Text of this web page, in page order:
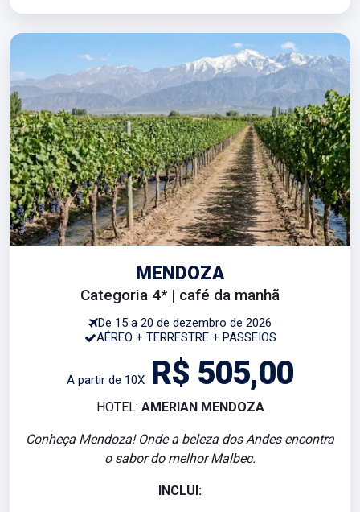
MENDOZA
Categoria 4* | café da manhã
De 15 a 20 de dezembro de 2026
AÉREO + TERRESTRE + PASSEIOS
A partir de 10X R$ 505,00
HOTEL: AMERIAN MENDOZA
Conheça Mendoza! Onde a beleza dos Andes encontra
o sabor do melhor Malbec.
INCLUI: